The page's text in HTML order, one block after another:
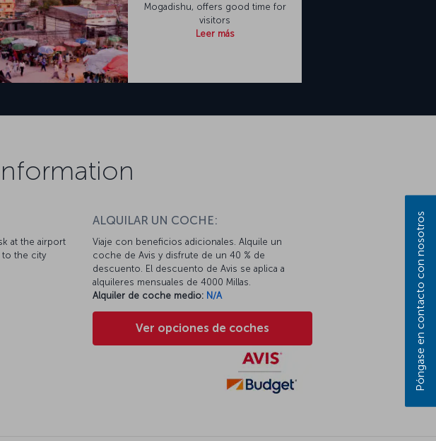
Mogadishu, offers good time for
visitors
Leer más
at the airport
to the city
ALQUILAR UN COCHE:
Viaje con beneficios adicionales. Alquile un
coche de Avis y disfrute de un 40 % de
descuento. El descuento de Avis se aplica a
alquileres mensuales de 4000 Millas.
Alquiler de coche medio: N/A
Ver opciones de coches Póngase en contacto con nosotros